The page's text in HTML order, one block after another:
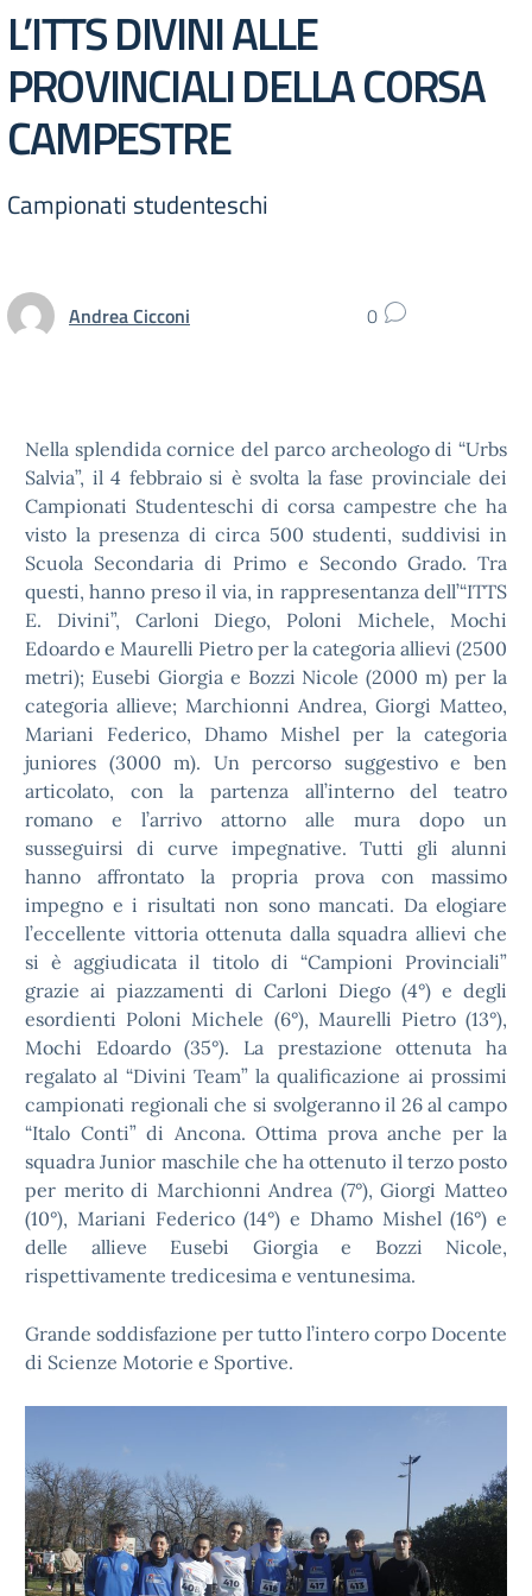
L’ITTS DIVINI ALLE
PROVINCIALI DELLA CORSA
CAMPESTRE
Campionati studenteschi
Andrea Cicconi 0
Nella splendida cornice del parco archeologo di “Urbs
Salvia”, il 4 febbraio si è svolta la fase provinciale dei
Campionati Studenteschi di corsa campestre che ha
visto la presenza di circa 500 studenti, suddivisi in
Scuola Secondaria di Primo e Secondo Grado. Tra
questi, hanno preso il via, in rappresentanza dell’“ITTS
E. Divini”, Carloni Diego, Poloni Michele, Mochi
Edoardo e Maurelli Pietro per la categoria allievi (2500
metri); Eusebi Giorgia e Bozzi Nicole (2000 m) per la
categoria allieve; Marchionni Andrea, Giorgi Matteo,
Mariani Federico, Dhamo Mishel per la categoria
juniores (3000 m). Un percorso suggestivo e ben
articolato, con la partenza all’interno del teatro
romano e l’arrivo attorno alle mura dopo un
susseguirsi di curve impegnative. Tutti gli alunni
hanno affrontato la propria prova con massimo
impegno e i risultati non sono mancati. Da elogiare
l’eccellente vittoria ottenuta dalla squadra allievi che
si è aggiudicata il titolo di “Campioni Provinciali”
grazie ai piazzamenti di Carloni Diego (4°) e degli
esordienti Poloni Michele (6°), Maurelli Pietro (13°),
Mochi Edoardo (35°). La prestazione ottenuta ha
regalato al “Divini Team” la qualificazione ai prossimi
campionati regionali che si svolgeranno il 26 al campo
“Italo Conti” di Ancona. Ottima prova anche per la
squadra Junior maschile che ha ottenuto il terzo posto
per merito di Marchionni Andrea (7°), Giorgi Matteo
(10°), Mariani Federico (14°) e Dhamo Mishel (16°) e
delle allieve Eusebi Giorgia e Bozzi Nicole,
rispettivamente tredicesima e ventunesima.
Grande soddisfazione per tutto l’intero corpo Docente
di Scienze Motorie e Sportive.